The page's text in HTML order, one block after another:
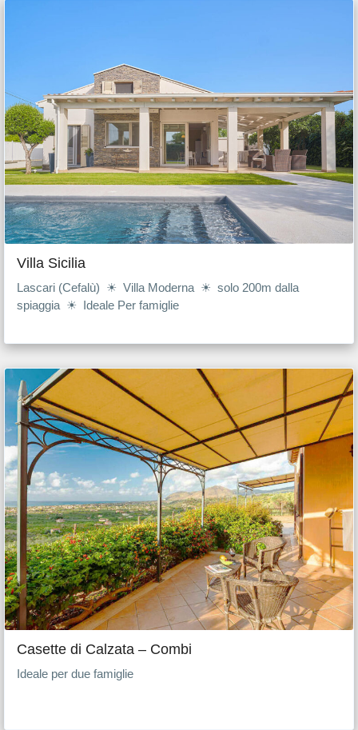
Villa Sicilia
Lascari (Cefalù) ☀ Villa Moderna ☀ solo 200m dalla
spiaggia ☀ Ideale Per famiglie
Casette di Calzata – Combi
Ideale per due famiglie